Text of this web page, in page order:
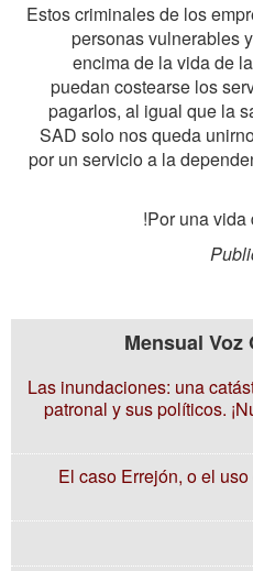
Estos criminales de los
personas vulnerables
encima de la vida de
puedan costearse los
pagarlos, al igual que la
SAD solo nos queda
por un servicio a la
Mensual Voz
Las inundaciones: una
patronal y sus políticos.
El caso Errejón, o el